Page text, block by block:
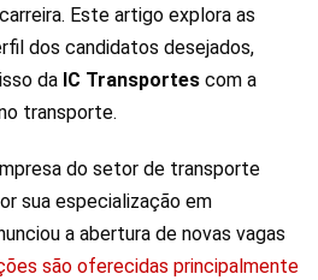
Este artigo explora as
dos candidatos desejados,
da IC Transportes com a
transporte.
do setor de transporte
sua especialização em
a abertura de novas vagas
são oferecidas principalmente